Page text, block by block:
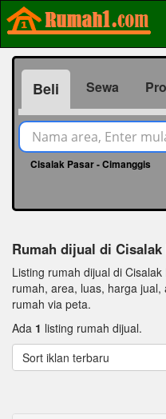
Beli Sewa
Cisalak Pasar - Cimanggis
Rumah dijual di
Listing rumah dijual di
rumah, area, luas, harga
rumah via peta.
Ada 1 listing rumah dijual.
Sort iklan terbaru